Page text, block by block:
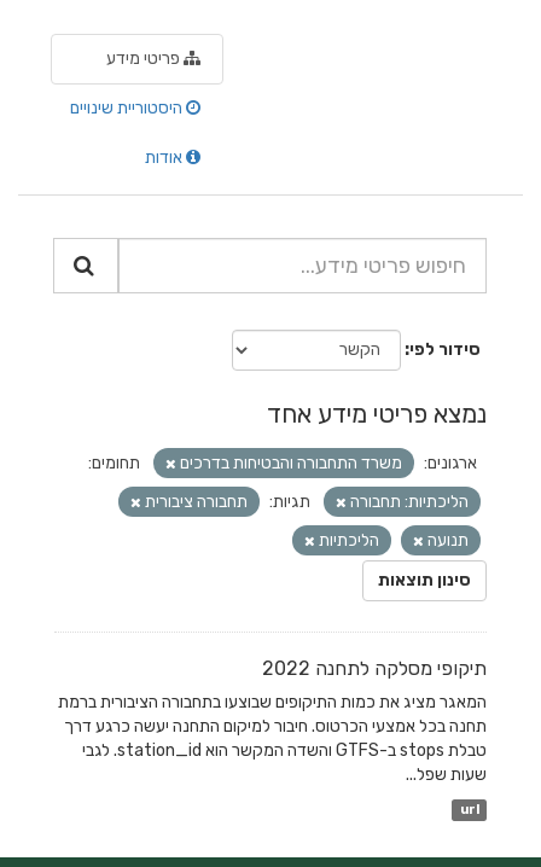
פריטי מידע
היסטוריית שינויים
אודות
סידור לפי
נמצא פריטי מידע אחד
ארגונים: משרד התחבורה והבטיחות בדרכים
תחומים:
הליכתיות: תחבורה
תגיות:
תחבורה ציבורית
תנועה
הליכתיות
סינון תוצאות
תיקופי מסלקה לתחנה 2022
המאגר מציג את כמות התיקופים שבוצעו בתחבורה הציבורית ברמת
תחנה בכל אמצעי הכרטוס. חיבור למיקום התחנה יעשה כרגע דרך
טבלת stops ב-GTFS והשדה המקשר הוא station_id. לגבי
שעות שפל...
url